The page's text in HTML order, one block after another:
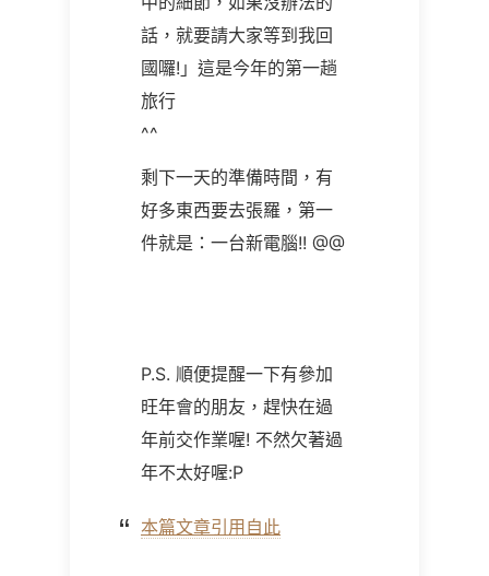
話，就要請大家等到我回
國囉!」這是今年的第一趟
旅行
^^
剩下一天的準備時間，有
好多東西要去張羅，第一
件就是：一台新電腦!! @@
P.S. 順便提醒一下有參加
旺年會的朋友，趕快在過
年前交作業喔! 不然欠著過
年不太好喔:P
本篇文章引用自此